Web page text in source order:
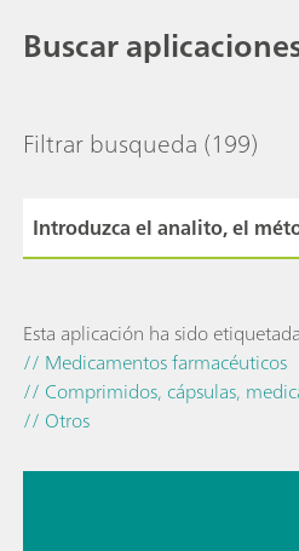
Buscar
Filtrar busqueda (199)
Esta aplicación ha sido
// Medicamentos farmacéuticos
// Comprimidos, cápsulas,
// Otros